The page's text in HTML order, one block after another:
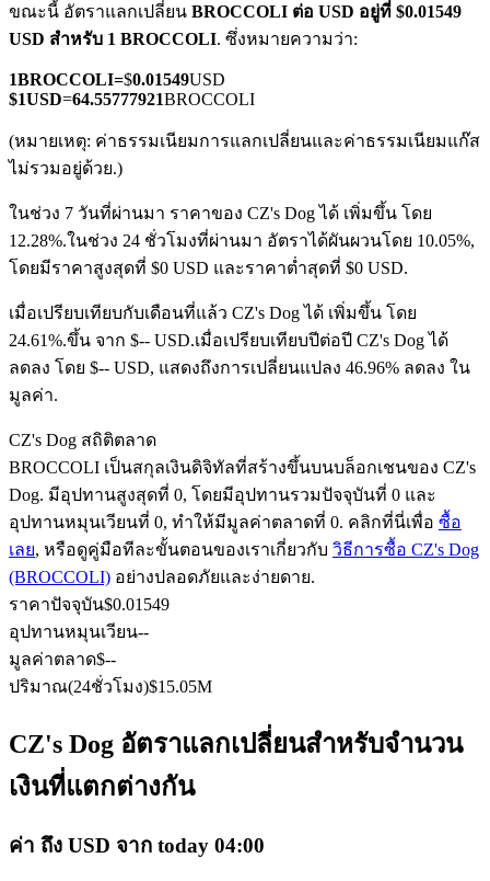
อนุพันธ์ของหุ้น ฟอเร็กซ์ โลหะมีค่า และสินค้าโภคภัณฑ์
ฟิวเจอร์ส USDC
คัดลอกการซื้อขาย
เข้าร่วมกับเทรดเดอร์ชั้นนำ
เป็นเทรดเดอร์คัดลอก
เพลิดเพลินกับการแบ่งปันผลกำไรและค่าคอมมิชชั่นการคัด
ขณะนี้ อัตราแลกเปลี่ยน BROCCOLI ต่อ USD อยู่ที่ $0.01549
USD สำหรับ 1 BROCCOLI. ซึ่งหมายความว่า:
1BROCCOLI=$0.01549USD
$1USD=64.55777921BROCCOLI
(หมายเหตุ: ค่าธรรมเนียมการแลกเปลี่ยนและค่าธรรมเนียมแก๊ส
ไม่รวมอยู่ด้วย.)
ในช่วง 7 วันที่ผ่านมา ราคาของ CZ's Dog ได้ เพิ่มขึ้น โดย
12.28%.ในช่วง 24 ชั่วโมงที่ผ่านมา อัตราได้ผันผวนโดย 10.05%,
โดยมีราคาสูงสุดที่ $0 USD และราคาต่ำสุดที่ $0 USD.
เมื่อเปรียบเทียบกับเดือนที่แล้ว CZ's Dog ได้ เพิ่มขึ้น โดย
24.61%.ขึ้น จาก $-- USD.เมื่อเปรียบเทียบปีต่อปี CZ's Dog ได้
ลดลง โดย $-- USD, แสดงถึงการเปลี่ยนแปลง 46.96% ลดลง ใน
มูลค่า.
CZ's Dog สถิติตลาด
BROCCOLI เป็นสกุลเงินดิจิทัลที่สร้างขึ้นบนบล็อกเชนของ CZ's
Dog. มีอุปทานสูงสุดที่ 0, โดยมีอุปทานรวมปัจจุบันที่ 0 และ
อุปทานหมุนเวียนที่ 0, ทำให้มีมูลค่าตลาดที่ 0. คลิกที่นี่เพื่อ ซื้อ
เลย, หรือดูคู่มือทีละขั้นตอนของเราเกี่ยวกับ วิธีการซื้อ CZ's Dog
(BROCCOLI) อย่างปลอดภัยและง่ายดาย.
ราคาปัจจุบัน$0.01549
อุปทานหมุนเวียน--
มูลค่าตลาด$--
ปริมาณ(24ชั่วโมง)$15.05M
CZ's Dog อัตราแลกเปลี่ยนสำหรับจำนวน
เงินที่แตกต่างกัน
ค่า ถึง USD จาก today 04:00